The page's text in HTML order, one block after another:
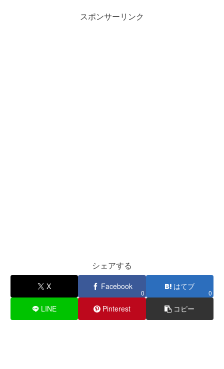
スポンサーリンク
シェアする
X Facebook
0
はてブ
0
LINE Pinterest コピー